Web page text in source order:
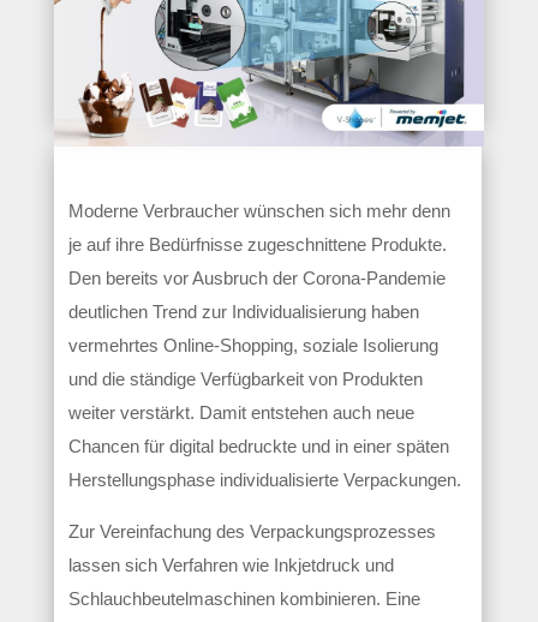
Moderne Verbraucher wünschen sich mehr denn
je auf ihre Bedürfnisse zugeschnittene Produkte.
Den bereits vor Ausbruch der Corona-Pandemie
deutlichen Trend zur Individualisierung haben
vermehrtes Online-Shopping, soziale Isolierung
und die ständige Verfügbarkeit von Produkten
weiter verstärkt. Damit entstehen auch neue
Chancen für digital bedruckte und in einer späten
Herstellungsphase individualisierte Verpackungen.
Zur Vereinfachung des Verpackungsprozesses
lassen sich Verfahren wie Inkjetdruck und
Schlauchbeutelmaschinen kombinieren. Eine